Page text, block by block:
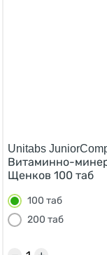
Unitabs
Витаминно-
Щенков 100 таб
100 таб
200 таб